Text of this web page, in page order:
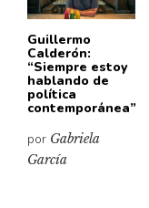
Guillermo
Calderón:
“Siempre estoy
hablando de
política
contemporánea”
por Gabriela
García